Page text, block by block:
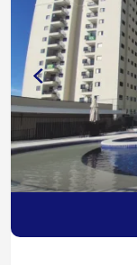
Academia
novas áreas
festas Mini mercado
agende sua